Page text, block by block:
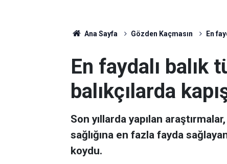
Ana Sayfa Gözden Kaçmasın En
En faydalı balık
balıkçılarda
Son yıllarda yapılan
sağlığına en fazla fayda
koydu.